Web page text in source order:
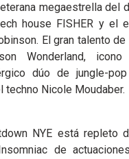
megaestrella del
house FISHER y el
El gran talento
Wonderland,
dúo de jungle-
techno Nicole Moudaber.
NYE está repleto
de